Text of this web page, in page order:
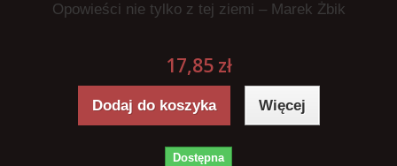
Opowieści nie tylko z tej ziemi – Marek Żbik
17,85 zł
Dodaj do koszyka Więcej
Dostępna